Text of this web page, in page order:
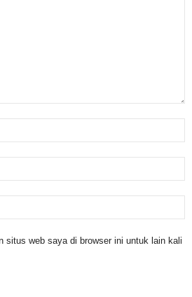
situs web saya di browser ini untuk lain kali